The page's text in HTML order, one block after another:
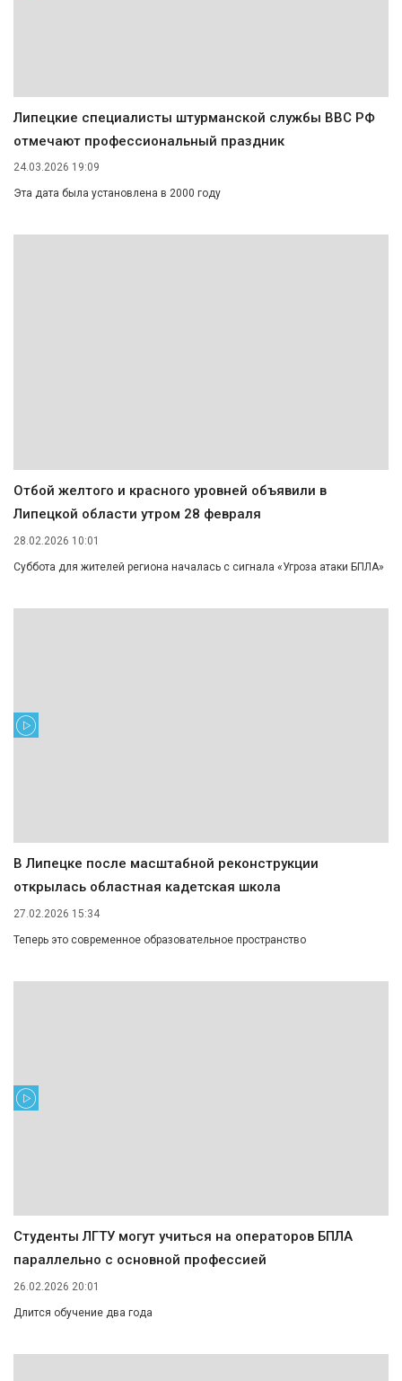
Липецкие специалисты штурманской службы ВВС РФ
отмечают профессиональный праздник
24.03.2026 19:09
Эта дата была установлена в 2000 году
Отбой желтого и красного уровней объявили в
Липецкой области утром 28 февраля
28.02.2026 10:01
Суббота для жителей региона началась с сигнала «Угроза атаки БПЛА»
В Липецке после масштабной реконструкции
открылась областная кадетская школа
27.02.2026 15:34
Теперь это современное образовательное пространство
Студенты ЛГТУ могут учиться на операторов БПЛА
параллельно с основной профессией
26.02.2026 20:01
Длится обучение два года